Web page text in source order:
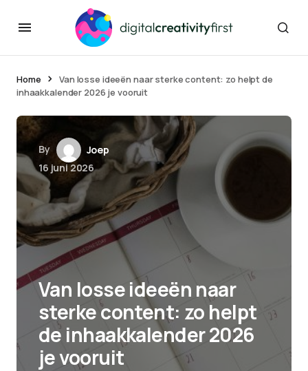
Home
Van losse ideeën naar sterke content: zo helpt de
inhaakkalender 2026 je vooruit
By
Joep
16 juni 2026
Van losse ideeën naar
sterke content: zo helpt
de inhaakkalender 2026
je vooruit